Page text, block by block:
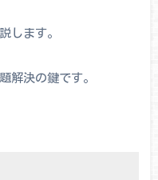
します。
解決の鍵です。